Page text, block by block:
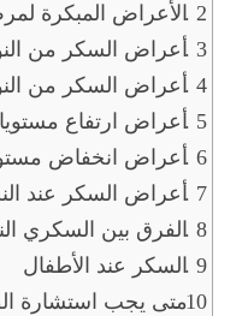
الأعراض المبكرة
أعراض السكر من
أعراض السكر من
أعراض ارتفاع
أعراض انخفاض
أعراض السكر عند
الفرق بين السكري النوع
السكر عند الأطفال
متى يجب استشارة